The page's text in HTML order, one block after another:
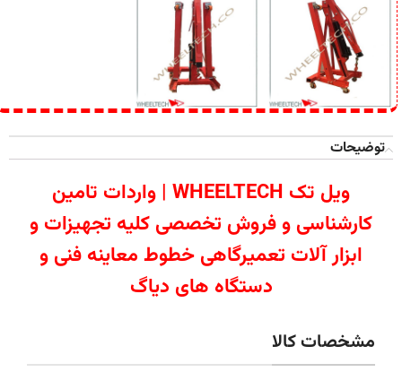
توضیحات
ویل تک WHEELTECH | واردات تامین
کارشناسی و فروش تخصصی کلیه تجهیزات و
ابزار آلات تعمیرگاهی خطوط معاینه فنی و
دستگاه های دیاگ
مشخصات کالا